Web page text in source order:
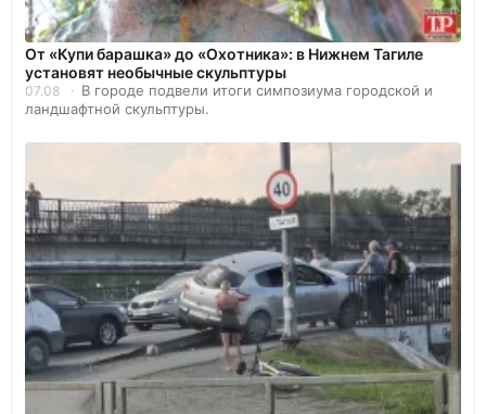
От «Купи барашка» до «Охотника»: в Нижнем Тагиле
установят необычные скульптуры
07.08
В городе подвели итоги симпозиума городской и
ландшафтной скульптуры.